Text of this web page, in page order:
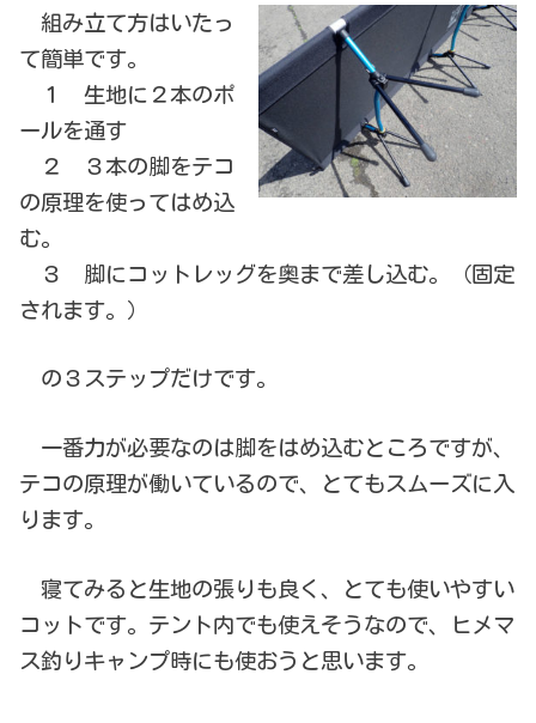
組み立て方はいたっ
て簡単です。
１ 生地に２本のポ
ールを通す
２ ３本の脚をテコ
の原理を使ってはめ込
む。
３ 脚にコットレッグを奥まで差し込む。（固定
されます。）
の３ステップだけです。
一番力が必要なのは脚をはめ込むところですが、
テコの原理が働いているので、とてもスムーズに入
ります。
寝てみると生地の張りも良く、とても使いやすい
コットです。テント内でも使えそうなので、ヒメマ
ス釣りキャンプ時にも使おうと思います。